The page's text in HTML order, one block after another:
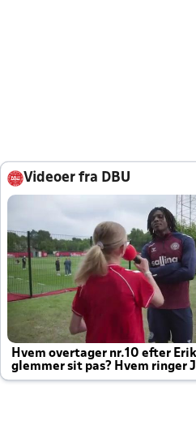
Videoer fra DBU
Hvem overtager nr.10 efter
glemmer sit pas? Hvem ringer
altid til efter kampe?